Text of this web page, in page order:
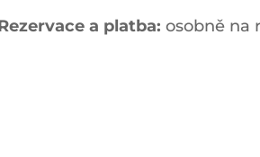
a platba:osobně na